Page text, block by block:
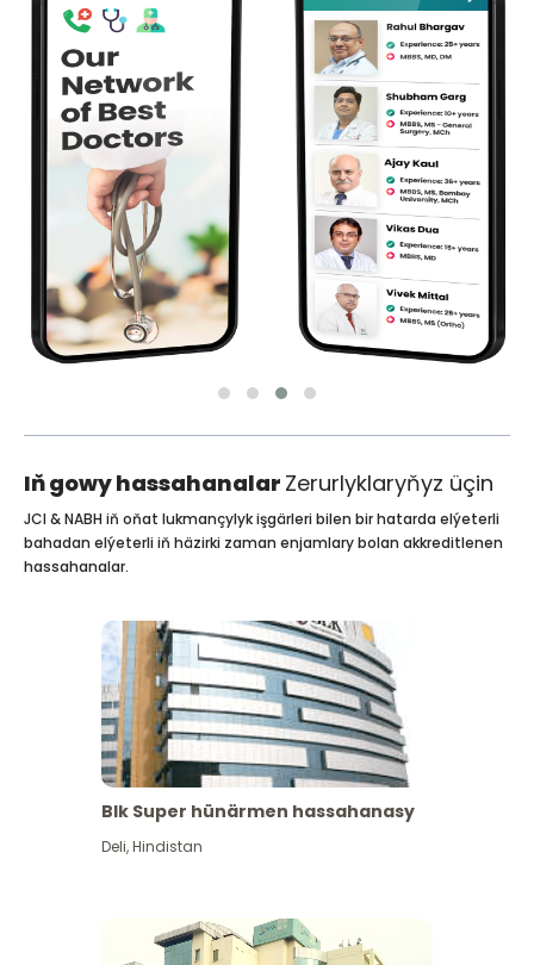
Iň gowy hassahanalar Zerurlyklaryňyz üçin
JCI & NABH iň oňat lukmançylyk işgärleri bilen bir hatarda elýeterli
bahadan elýeterli iň häzirki zaman enjamlary bolan akkreditlenen
hassahanalar.
Blk Super hünärmen hassahanasy
Deli,Hindistan